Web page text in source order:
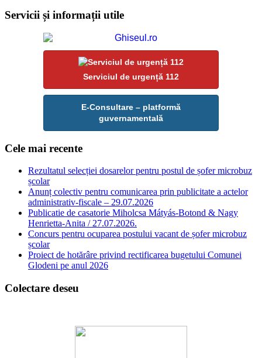
Servicii și informații utile
Serviciul de urgență 112
E-Consultare – platformă
guvernamentală
Cele mai recente
Rezultatul selecției dosarelor pentru postul de șofer microbuz
școlar
Anunț colectiv pentru comunicarea prin publicitate a actelor
administrativ-fiscale – 29.07.2026
Publicatie de casatorie Miholcsa Mátyás-Botond & Nagy
Henrietta-Anita / 27.07.2026.
Concurs pentru ocuparea postului vacant de șofer microbuz
școlar
Proiect de hotărâre privind rectificarea bugetului Comunei
Glodeni pe anul 2026
Colectare deseu